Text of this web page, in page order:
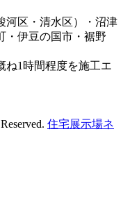
河区・清水区）・沼津
・伊豆の国市・裾野
ね1時間程度を施工エ
住宅展示場ネ